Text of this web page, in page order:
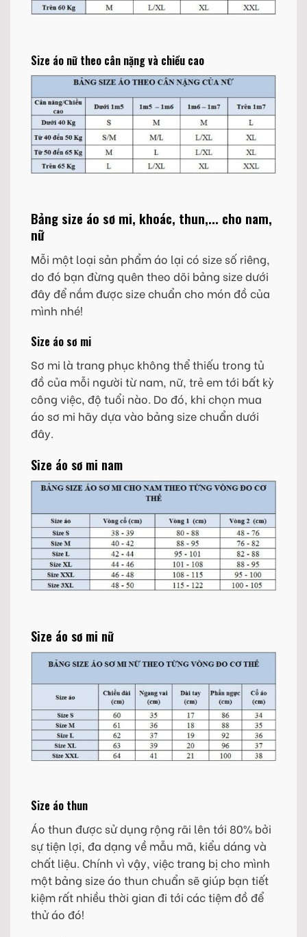
Size áo nữ theo cân nặng và chiều cao
Bảng size áo sơ mi, khoác, thun,... cho nam,
nữ
Mỗi một loại sản phẩm áo lại có size số riêng,
do đó bạn đừng quên theo dõi bảng size dưới
đây để nắm được size chuẩn cho món đồ của
mình nhé!
Size áo sơ mi
Sơ mi là trang phục không thể thiếu trong tủ
đồ của mỗi người từ nam, nữ, trẻ em tới bất kỳ
công việc, độ tuổi nào. Do đó, khi chọn mua
áo sơ mi hãy dựa vào bảng size chuẩn dưới
đây.
Size áo sơ mi nam
Size áo sơ mi nữ
Size áo thun
Áo thun được sử dụng rộng rãi lên tới 80% bởi
sự tiện lợi, đa dạng về mẫu mã, kiểu dáng và
chất liệu. Chính vì vậy, việc trang bị cho mình
một bảng size áo thun chuẩn sẽ giúp bạn tiết
kiệm rất nhiều thời gian đi tới các tiệm đồ để
thử áo đó!